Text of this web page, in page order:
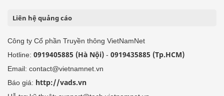
Liên hệ quảng cáo
Công ty Cổ phần Truyền thông VietNamNet
Hotline: 0919405885 (Hà Nội) - 0919435885 (Tp.HCM)
Email: contact@vietnamnet.vn
Báo giá: http://vads.vn